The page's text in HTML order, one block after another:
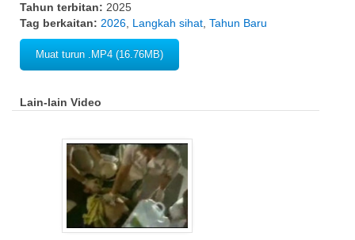
Tahun terbitan: 2025
Tag berkaitan: 2026, Langkah sihat, Tahun Baru
Muat turun .MP4 (16.76MB)
Lain-lain Video